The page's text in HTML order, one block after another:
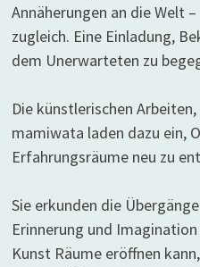
Annäherungen an die Welt
zugleich. Eine Einladung,
dem Unerwarteten zu
Die künstlerischen
mamiwata laden dazu ein,
Erfahrungsräume neu zu
Sie erkunden die
Erinnerung und
Kunst Räume eröffnen